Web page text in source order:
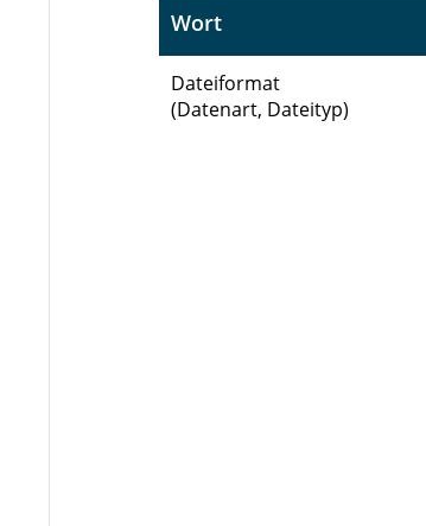
Wort
Dateiformat
(Datenart, Dateityp)